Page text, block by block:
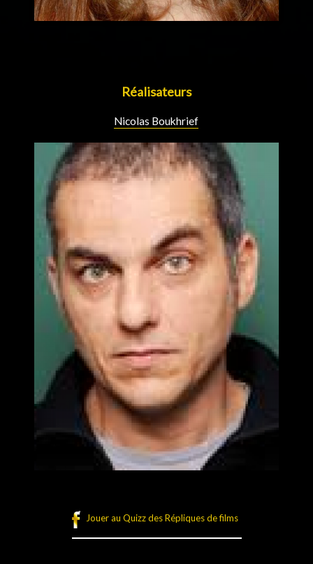
Réalisateurs
Nicolas Boukhrief
Jouer au Quizz des Répliques de films